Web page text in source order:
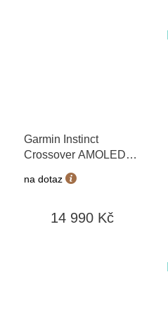
Garmin Instinct
Crossover AMOLED
Bronze/Sunburst 010-
03398-01
na dotaz
14 990 Kč